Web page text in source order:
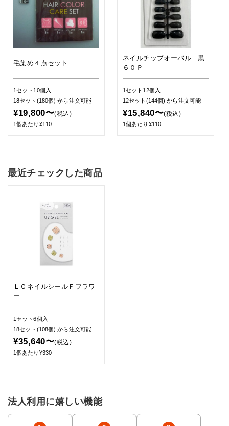
毛染め４点セット
1セット10個入
18セット(180個)から注文可能
¥19,800〜(税込)
1個あたり¥110
ネイルチップオーバル 黒
６０Ｐ
1セット12個入
12セット(144個)から注文可能
¥15,840〜(税込)
1個あたり¥110
最近チェックした商品
ＬＣネイルシールＦフラワ
ー
1セット6個入
18セット(108個)から注文可能
¥35,640〜(税込)
1個あたり¥330
法人利用に嬉しい機能